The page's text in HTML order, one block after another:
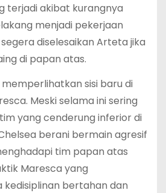
terjadi akibat kurangnya
menjadi pekerjaan
diselesaikan Arteta jika
di papan atas.
memperlihatkan sisi baru di
Meski selama ini sering
yang cenderung inferior di
berani bermain agresif
tim papan atas
Maresca yang
kedisiplinan bertahan dan